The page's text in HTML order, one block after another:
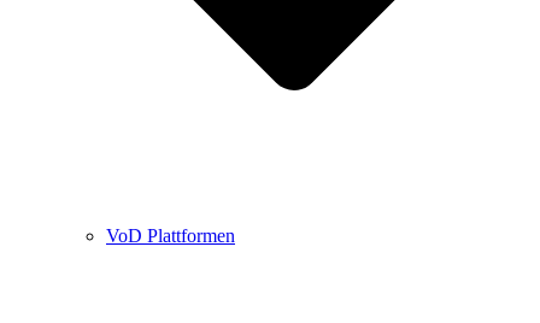
VoD Plattformen